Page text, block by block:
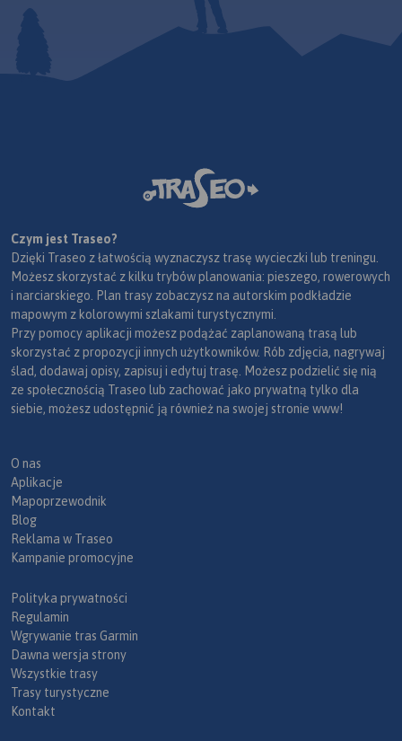
Czym jest Traseo?
Dzięki Traseo z łatwością wyznaczysz trasę wycieczki lub treningu.
Możesz skorzystać z kilku trybów planowania: pieszego, rowerowych
i narciarskiego. Plan trasy zobaczysz na autorskim podkładzie
mapowym z kolorowymi szlakami turystycznymi.
Przy pomocy aplikacji możesz podążać zaplanowaną trasą lub
skorzystać z propozycji innych użytkowników. Rób zdjęcia, nagrywaj
ślad, dodawaj opisy, zapisuj i edytuj trasę. Możesz podzielić się nią
ze społecznością Traseo lub zachować jako prywatną tylko dla
siebie, możesz udostępnić ją również na swojej stronie www!
O nas
Aplikacje
Mapoprzewodnik
Blog
Reklama w Traseo
Kampanie promocyjne
Polityka prywatności
Regulamin
Wgrywanie tras Garmin
Dawna wersja strony
Wszystkie trasy
Trasy turystyczne
Kontakt